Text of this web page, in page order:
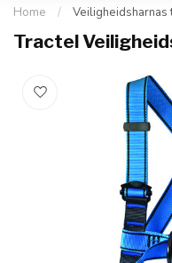
Home / Veiligheidsharnas
Tractel